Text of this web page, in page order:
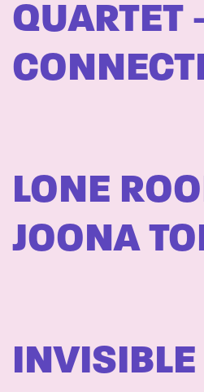
QUARTET
LONE
JOONA